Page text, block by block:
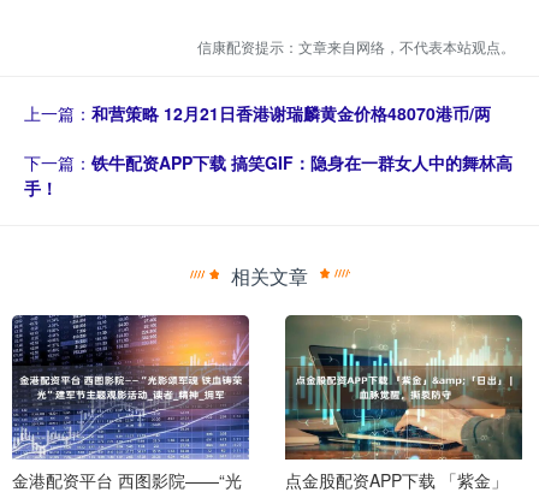
信康配资提示：文章来自网络，不代表本站观点。
上一篇： 和营策略 12月21日香港谢瑞麟黄金价格48070港币/两
下一篇： 铁牛配资APP下载 搞笑GIF：隐身在一群女人中的舞林高
手！
相关文章
金港配资平台 西图影院——“光
点金股配资APP下载 「紫金」